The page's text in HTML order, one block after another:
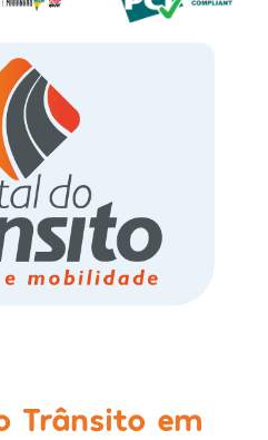
Trânsito em